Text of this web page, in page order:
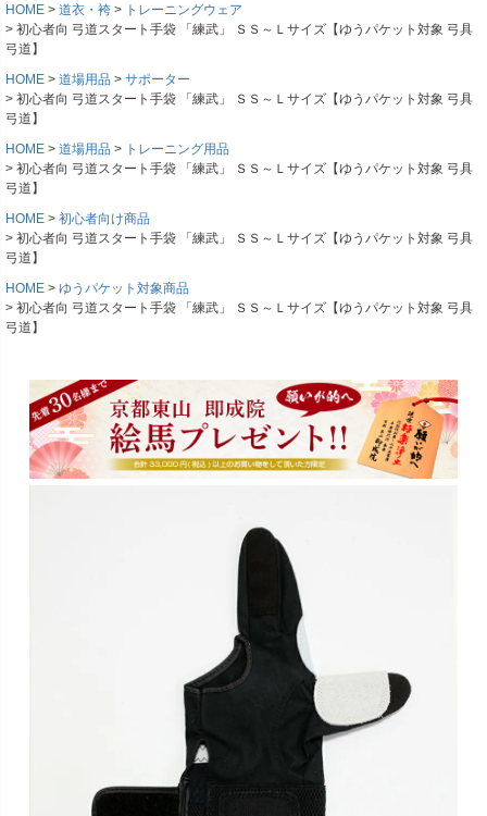
HOME
道衣・袴
トレーニングウェア
初心者向 弓道スタート手袋 「練武」 ＳＳ～Ｌサイズ【ゆうパケット対象 弓具
弓道】
HOME
道場用品
サポーター
初心者向 弓道スタート手袋 「練武」 ＳＳ～Ｌサイズ【ゆうパケット対象 弓具
弓道】
HOME
道場用品
トレーニング用品
初心者向 弓道スタート手袋 「練武」 ＳＳ～Ｌサイズ【ゆうパケット対象 弓具
弓道】
HOME
初心者向け商品
初心者向 弓道スタート手袋 「練武」 ＳＳ～Ｌサイズ【ゆうパケット対象 弓具
弓道】
HOME
ゆうパケット対象商品
初心者向 弓道スタート手袋 「練武」 ＳＳ～Ｌサイズ【ゆうパケット対象 弓具
弓道】